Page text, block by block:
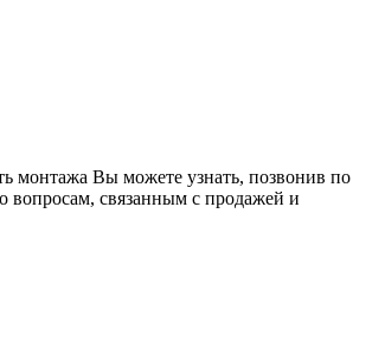
монтажа Вы можете узнать, позвонив по
связанным с продажей и